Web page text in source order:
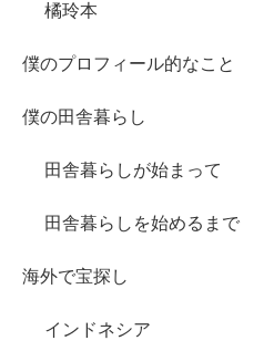
橘玲本
僕のプロフィール的なこと
僕の田舎暮らし
田舎暮らしが始まって
田舎暮らしを始めるまで
海外で宝探し
インドネシア